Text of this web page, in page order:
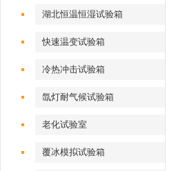
湖北恒温恒湿试验箱
快速温变试验箱
冷热冲击试验箱
氙灯耐气候试验箱
老化试验室
覆冰模拟试验箱